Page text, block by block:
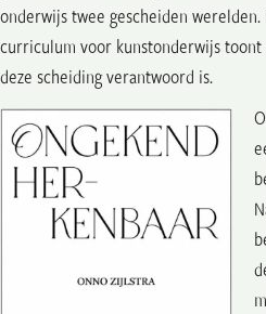
onderwijs twee gescheiden
curriculum voor kunstonderwijs toont
deze scheiding verantwoord is.